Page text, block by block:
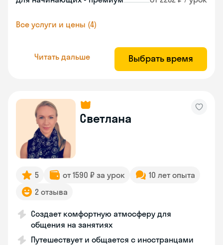
Все услуги и цены (4)
Читать дальше Выбрать время
Светлана
5 от 1590 ₽ за урок
10 лет опыта
2 отзыва
Создает комфортную атмосферу для
общения на занятиях
Путешествует и общается с иностранцами